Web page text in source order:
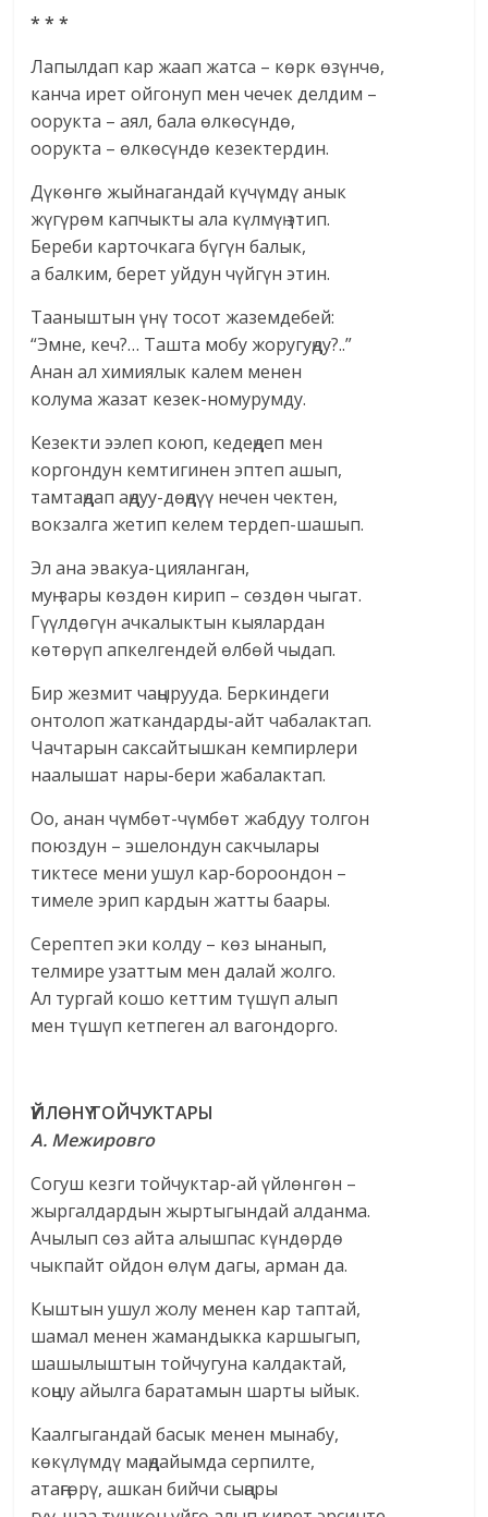
* * *
Лапылдап кар жаап жатса – көрк өзүнчө,
канча ирет ойгонуп мен чечек делдим –
оорукта – аял, бала өлкөсүндө,
оорукта – өлкөсүндө кезектердин.
Дүкөнгө жыйнагандай күчүмдү анык
жүгүрөм капчыкты ала күлмүң этип.
Береби карточкага бүгүн балык,
а балким, берет уйдун чүйгүн этин.
Тааныштын үнү тосот жаземдебей:
“Эмне, кеч?… Ташта мобу жоругуңду?..”
Анан ал химиялык калем менен
колума жазат кезек-номурумду.
Кезекти ээлеп коюп, кедеңдеп мен
коргондун кемтигинен эптеп ашып,
тамтаңдап аңдуу-дөңдүү нечен чектен,
вокзалга жетип келем тердеп-шашып.
Эл ана эвакуа-цияланган,
муң-зары көздөн кирип – сөздөн чыгат.
Гүүлдөгүн ачкалыктын кыялардан
көтөрүп апкелгендей өлбөй чыдап.
Бир жезмит чаңырууда. Беркиндеги
онтолоп жаткандарды-айт чабалактап.
Чачтарын саксайтышкан кемпирлери
наалышат нары-бери жабалактап.
Оо, анан чүмбөт-чүмбөт жабдуу толгон
поюздун – эшелондун сакчылары
тиктесе мени ушул кар-бороондон –
тимеле эрип кардын жатты баары.
Серептеп эки колду – көз ынанып,
телмире узаттым мен далай жолго.
Ал тургай кошо кеттим түшүп алып
мен түшүп кетпеген ал вагондорго.
ҮЙЛӨНҮҮ ТОЙЧУКТАРЫ
А. Межировго
Согуш кезги тойчуктар-ай үйлөнгөн –
жыргалдардын жыртыгындай алданма.
Ачылып сөз айта алышпас күндөрдө
чыкпайт ойдон өлүм дагы, арман да.
Кыштын ушул жолу менен кар таптай,
шамал менен жамандыкка каршыгып,
шашылыштын тойчугуна калдактай,
коңшу айылга баратамын шарты ыйык.
Каалгыгандай басык менен мынабу,
көкүлүмдү маңдайымда серпилте,
атаңгөрү, ашкан бийчи сыңары